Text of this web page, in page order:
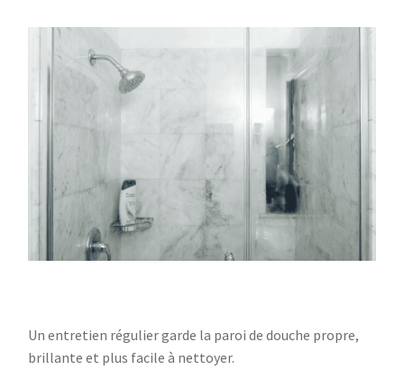
Un entretien régulier garde la paroi de douche propre,
brillante et plus facile à nettoyer.